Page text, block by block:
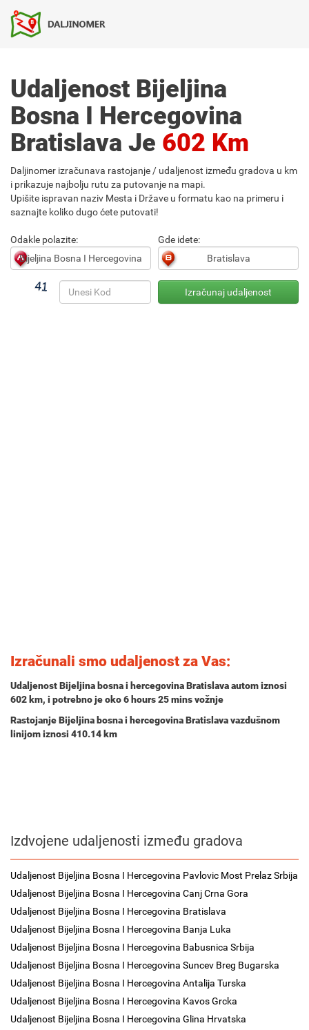
Udaljenost Bijeljina
Bosna I Hercegovina
Bratislava Je 602 Km
Daljinomer izračunava rastojanje / udaljenost između gradova u km
i prikazuje najbolju rutu za putovanje na mapi.
Upišite ispravan naziv Mesta i Države u formatu kao na primeru i
saznajte koliko dugo ćete putovati!
Odakle polazite: Gde idete:
Izračunali smo udaljenost za Vas:
Udaljenost Bijeljina bosna i hercegovina Bratislava autom iznosi
602 km, i potrebno je oko6 hours 25 minsvožnje
Rastojanje Bijeljina bosna i hercegovina Bratislava vazdušnom
linijom iznosi 410.14 km
Izdvojene udaljenosti između gradova
Udaljenost Bijeljina Bosna I Hercegovina Pavlovic Most Prelaz Srbija
Udaljenost Bijeljina Bosna I Hercegovina Canj Crna Gora
Udaljenost Bijeljina Bosna I Hercegovina Bratislava
Udaljenost Bijeljina Bosna I Hercegovina Banja Luka
Udaljenost Bijeljina Bosna I Hercegovina Babusnica Srbija
Udaljenost Bijeljina Bosna I Hercegovina Suncev Breg Bugarska
Udaljenost Bijeljina Bosna I Hercegovina Antalija Turska
Udaljenost Bijeljina Bosna I Hercegovina Kavos Grcka
Udaljenost Bijeljina Bosna I Hercegovina Glina Hrvatska